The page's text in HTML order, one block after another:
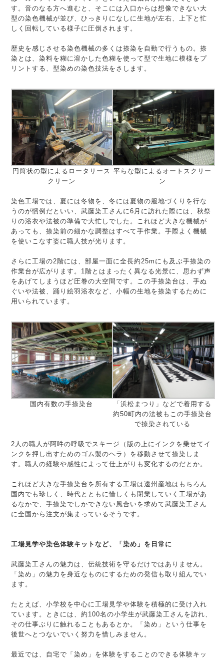
す。音のなる方へ進むと、そこには入口からは想像できない大
型の染色機械が並び、ひっきりになしに生地が左右、上下と忙
しく回転している様子に圧倒されます。
歴史を感じさせる染色機械の多くは捺染を自動で行うもの。捺
染とは、染料を糊に溶かした色糊を使って型で生地に模様をプ
リントする、型染めの染色技法をさします。
円筒状の型によるロータリース
クリーン
平らな型によるオートスクリー
ン
染色工場では、夏には冬物を、冬には夏物の服地づくりを行な
うのが慣例だといい、武藤染工さんに6月に訪れた際には、秋祭
りの浴衣や法被の準備で大忙しでした。これほど大きな機械が
あっても、捺染前の細かな調整はすべて手作業。手際よく機械
を使いこなす姿に職人技が光ります。
さらに工場の2階には、部屋一面に全長約25mにも及ぶ手捺染の
作業台が広がります。1階とはまったく異なる光景に、思わず声
をあげてしまうほど圧巻の大空間です。この手捺染台は、手ぬ
ぐいや法被、踊り絵羽浴衣など、小幅の生地を捺染するために
用いられています。
国内有数の手捺染台
「浜松まつり」などで着用する
約50町内の法被もこの手捺染台
で捺染されている
2人の職人が阿吽の呼吸でスキージ（版の上にインクを乗せてイ
ンクを押し出すためのゴム製のヘラ）を移動させて捺染しま
す。職人の経験や感性によって仕上がりも変化するのだとか。
これほど大きな手捺染台を所有する工場は遠州産地はもちろん
国内でも珍しく、時代とともに惜しくも閉業していく工場があ
るなかで、手捺染でしかできない風合いを求めて武藤染工さん
に全国から注文が集まっているそうです。
工場見学や染色体験キットなど、「染め」を日常に
武藤染工さんの魅力は、伝統技術を守るだけではありません。
「染め」の魅力を身近なものにするための発信も取り組んでい
ます。
たとえば、小学校を中心に工場見学や体験を積極的に受け入れ
ています。ときには、約100名の小学生が武藤染工さんを訪れ、
その仕事ぶりに触れることもあるとか。「染め」という仕事を
後世へとつないでいく努力を惜しみません。
最近では、自宅で「染め」を体験をすることのできる体験キッ